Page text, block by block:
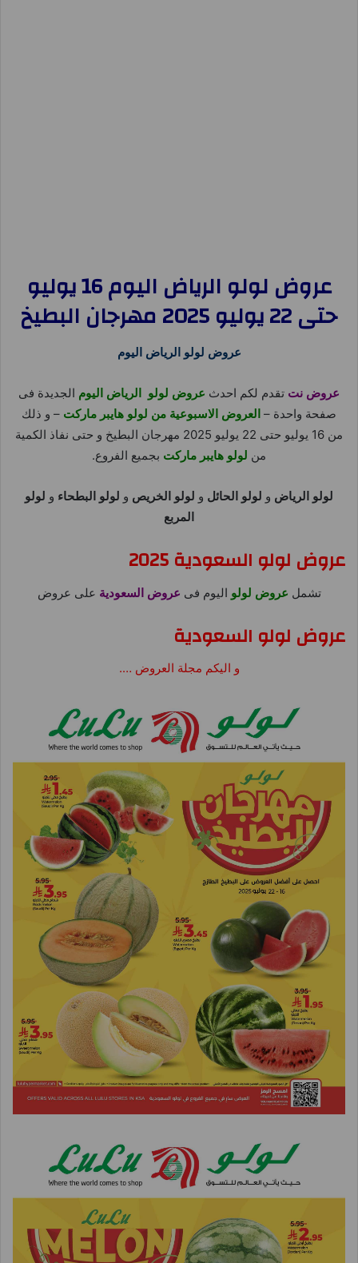
عروض لولو الرياض اليوم 16 يوليو
حتى 22 يوليو 2025 مهرجان البطيخ
عروض لولو الرياض اليوم
عروض نت تقدم لكم احدث عروض لولو الرياض اليوم الجديدة فى
صفحة واحدة – العروض الاسبوعية من لولو هايبر ماركت – و ذلك
من 16 يوليو حتى 22 يوليو 2025 مهرجان البطيخ و حتى نفاذ الكمية
من لولو هايبر ماركت بجميع الفروع.
لولو الرياض و لولو الحائل و لولو الخريص و لولو البطحاء و لولو
المربع
عروض لولو السعودية 2025
تشمل عروض لولو اليوم فى عروض السعودية على عروض
عروض لولو السعودية
و اليكم مجلة العروض ….